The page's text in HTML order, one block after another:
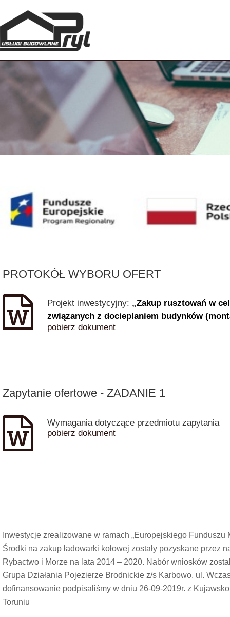
Inwestycje zrealizowane w ramach „Europejskiego Funduszu
Środki na zakup ładowarki kołowej zostały pozyskane przez
Rybactwo i Morze na lata 2014 – 2020. Nabór wniosków
Grupa Działania Pojezierze Brodnickie z/s Karbowo, ul.
dofinansowanie podpisaliśmy w dniu 26-09-2019r. z
Toruniu
Zapytanie ofertowe - ZADANIE 1
PROTOKÓŁ WYBORU OFERT
Wymagania dotyczące przedmiotu zapytania
pobierz dokument
Projekt inwestycyjny: „Zakup rusztowań w
związanych z docieplaniem budynków
pobierz dokument